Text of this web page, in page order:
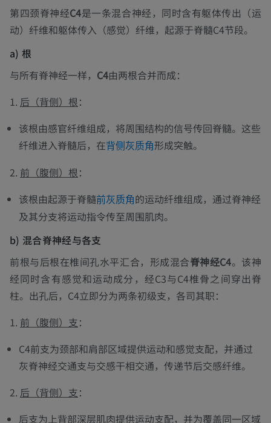
第四颈脊神经C4是一条混合神经，同时含有躯体传出（运
动）纤维和躯体传入（感觉）纤维，起源于脊髓C4节段。
a) 根
与所有脊神经一样， C4由两根合并而成：
1. 后（背侧）根：
该根由感官纤维组成，将周围结构的信号传回脊髓。这些
纤维进入脊髓后，在背侧灰质角形成突触。
2. 前（腹侧）根：
该根由起源于脊髓前灰质角的运动纤维组成，通过脊神经
及其分支将运动指令传至周围肌肉。
b) 混合脊神经与各支
前根与后根在椎间孔水平汇合，形成混合脊神经C4。该神
经同时含有感觉和运动成分，经C3与C4椎骨之间穿出脊
柱。出孔后，C4立即分为两条初级支，各司其职：
1. 前（腹侧）支：
C4前支为颈部和肩部区域提供运动和感觉支配，并通过
灰脊神经交通支与交感干相交通，传递节后交感纤维。
2. 后（背侧）支：
后支为上背部深层肌肉提供运动支配，并为覆盖同一区域